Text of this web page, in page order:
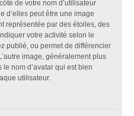
de votre nom d’utilisateur
d’elles peut être une image
représentée par des étoiles, des
votre activité selon le
publié, ou permet de différencier
image, généralement plus
nom d’avatar qui est bien
utilisateur.